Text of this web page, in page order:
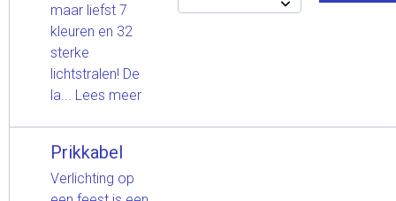
maar liefst 7
kleuren en 32
sterke
lichtstralen! De
la... Lees meer
Prikkabel
Verlichting op